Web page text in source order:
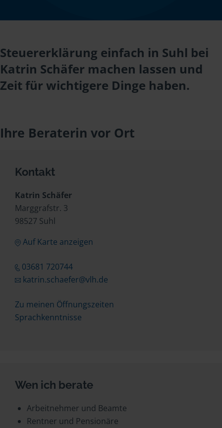
Steuererklärung einfach in Suhl bei
Katrin Schäfer machen lassen und
Zeit für wichtigere Dinge haben.
Ihre Beraterin vor Ort
Kontakt
Katrin Schäfer
Marggrafstr. 3
98527 Suhl
Auf Karte anzeigen
03681 720744
katrin.schaefer@vlh.de
Zu meinen Öffnungszeiten
Sprachkenntnisse
Wen ich berate
Arbeitnehmer und Beamte
Rentner und Pensionäre